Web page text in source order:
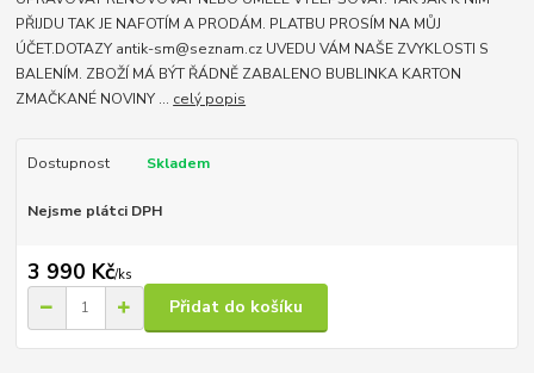
PŘIJDU TAK JE NAFOTÍM A PRODÁM. PLATBU PROSÍM NA MŮJ
ÚČET.DOTAZY antik-sm@seznam.cz UVEDU VÁM NAŠE ZVYKLOSTI S
BALENÍM. ZBOŽÍ MÁ BÝT ŘÁDNĚ ZABALENO BUBLINKA KARTON
ZMAČKANÉ NOVINY ... celý popis
Dostupnost Skladem
Nejsme plátci DPH
3 990 Kč/ks
Přidat do košíku